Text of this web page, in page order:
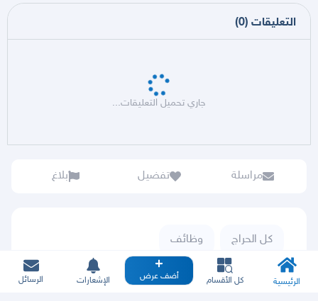
التعليقات (
0
)
جاري تحميل التعليقات...
مراسلة تفضيل بلاغ
كل الحراج وظائف
الرئيسية كل الأقسام أضف عرض الإشعارات الرسائل